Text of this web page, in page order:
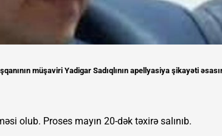
müşaviri Yadigar Sadıqlının apellyasiya şikayəti
olub. Proses mayın 20-dək təxirə salınıb.